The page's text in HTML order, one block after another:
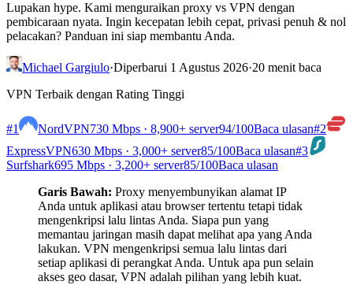
Lupakan hype. Kami menguraikan proxy vs VPN dengan
pembicaraan nyata. Ingin kecepatan lebih cepat, privasi penuh & nol
pelacakan? Panduan ini siap membantu Anda.
Michael Gargiulo·Diperbarui 1 Agustus 2026·20 menit baca
VPN Terbaik dengan Rating Tinggi
#1 NordVPN730 Mbps · 8,900+ server94/100Baca ulasan#2
ExpressVPN630 Mbps · 3,000+ server85/100Baca ulasan#3
Surfshark695 Mbps · 3,200+ server85/100Baca ulasan
Garis Bawah: Proxy menyembunyikan alamat IP
Anda untuk aplikasi atau browser tertentu tetapi tidak
mengenkripsi lalu lintas Anda. Siapa pun yang
memantau jaringan masih dapat melihat apa yang Anda
lakukan. VPN mengenkripsi semua lalu lintas dari
setiap aplikasi di perangkat Anda. Untuk apa pun selain
akses geo dasar, VPN adalah pilihan yang lebih kuat.